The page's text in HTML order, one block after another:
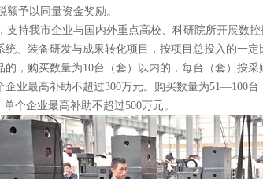
予以同量资金奖励。
持我市企业与国内外重点高校、科研院所开展数
、装备研发与成果转化项目，按项目总投入的一定
，购买数量为10台（套）以内的，每台（套）按
企业最高补助不超过300万元。购买数量为51—100
个企业最高补助不超过500万元。